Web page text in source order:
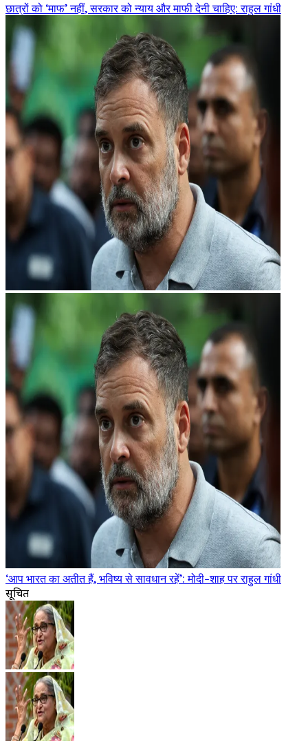
छात्रों को ‘माफ’ नहीं, सरकार को न्याय और माफी देनी चाहिए: राहुल गांधी
‘आप भारत का अतीत हैं, भविष्य से सावधान रहें’: मोदी-शाह पर राहुल गांधी
सूचित